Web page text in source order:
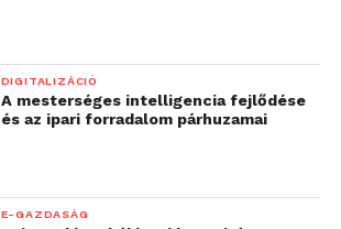
DIGITALIZÁCIÓ
A mesterséges intelligencia fejlődése
és az ipari forradalom párhuzamai
E-GAZDASÁG